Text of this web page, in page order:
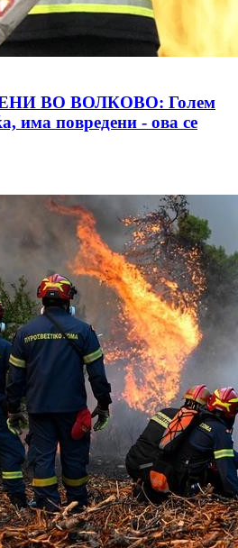
ВО ВОЛКОВО: Голем
има повредени - ова се